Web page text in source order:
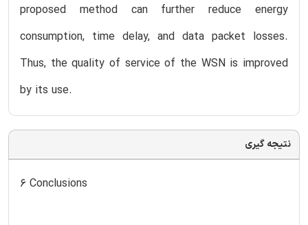
proposed method can further reduce energy
consumption, time delay, and data packet losses.
Thus, the quality of service of the WSN is improved
by its use.
نتیجه گیری
6 Conclusions